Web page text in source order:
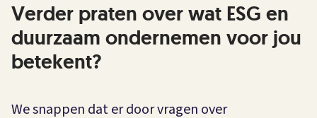
Verder praten over wat ESG en
duurzaam ondernemen voor jou
betekent?
We snappen dat er door vragen over